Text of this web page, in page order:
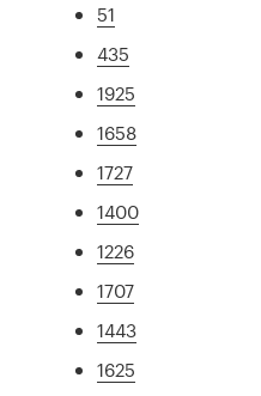
51
435
1925
1658
1727
1400
1226
1707
1443
1625